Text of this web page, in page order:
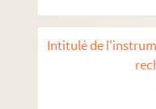
Intitulé de
Georges
Diego Fabbri. Le